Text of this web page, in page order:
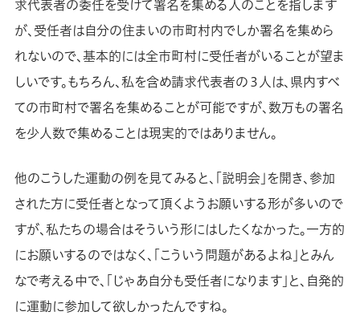
求代表者の委任を受けて署名を集める人のことを指します
が、受任者は自分の住まいの市町村内でしか署名を集めら
れないので、基本的には全市町村に受任者がいることが望ま
しいです。もちろん、私を含め請求代表者の３人は、県内すべ
ての市町村で署名を集めることが可能ですが、数万もの署名
を少人数で集めることは現実的ではありません。
他のこうした運動の例を見てみると、「説明会」を開き、参加
された方に受任者となって頂くようお願いする形が多いので
すが、私たちの場合はそういう形にはしたくなかった。一方的
にお願いするのではなく、「こういう問題があるよね」とみん
なで考える中で、「じゃあ自分も受任者になります」と、自発的
に運動に参加して欲しかったんですね。